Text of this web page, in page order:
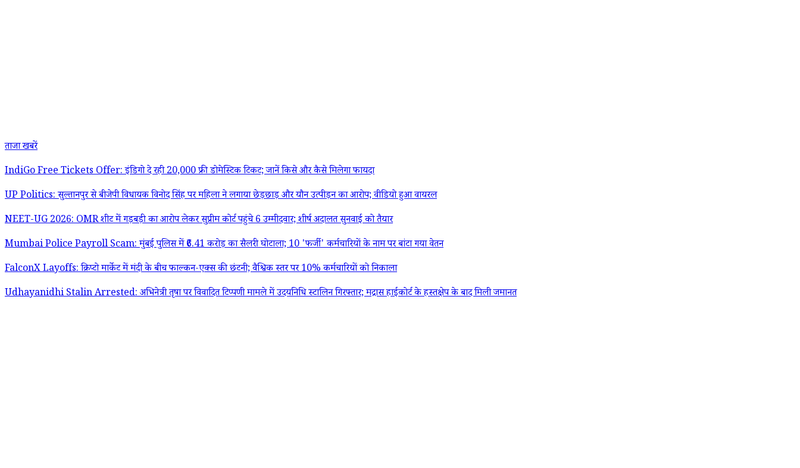
ताजा खबरें
IndiGo Free Tickets Offer: इंडिगो दे रही 20,000 फ्री डोमेस्टिक टिकट; जानें किसे और कैसे मिलेगा फायदा
UP Politics: सुल्तानपुर से बीजेपी विधायक विनोद सिंह पर महिला ने लगाया छेड़छाड़ और यौन उत्पीड़न का आरोप; वीडियो हुआ वायरल
NEET-UG 2026: OMR शीट में गड़बड़ी का आरोप लेकर सुप्रीम कोर्ट पहुंचे 6 उम्मीदवार; शीर्ष अदालत सुनवाई को तैयार
Mumbai Police Payroll Scam: मुंबई पुलिस में ₹6.41 करोड़ का सैलरी घोटाला; 10 'फर्जी' कर्मचारियों के नाम पर बांटा गया वेतन
FalconX Layoffs: क्रिप्टो मार्केट में मंदी के बीच फाल्कन-एक्स की छंटनी; वैश्विक स्तर पर 10% कर्मचारियों को निकाला
Udhayanidhi Stalin Arrested: अभिनेत्री तृषा पर विवादित टिप्पणी मामले में उदयनिधि स्टालिन गिरफ्तार; मद्रास हाईकोर्ट के हस्तक्षेप के बाद मिली जमानत